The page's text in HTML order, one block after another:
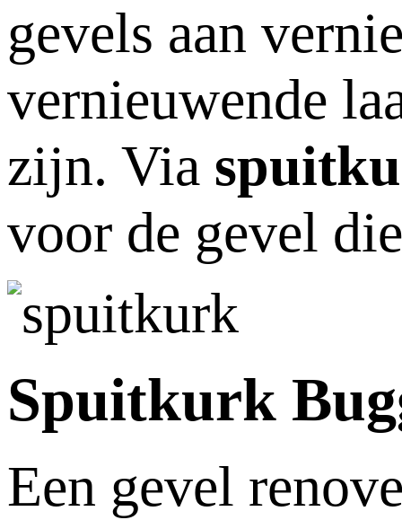
gevels aan
vernieuwende
zijn. Via
voor de gevel
Spuitkurk
Een gevel